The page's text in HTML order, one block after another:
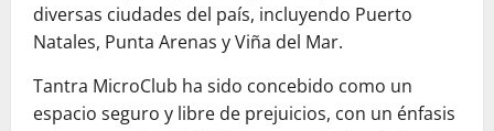
diversas ciudades del país, incluyendo Puerto
Natales, Punta Arenas y Viña del Mar.
Tantra MicroClub ha sido concebido como un
espacio seguro y libre de prejuicios, con un énfasis